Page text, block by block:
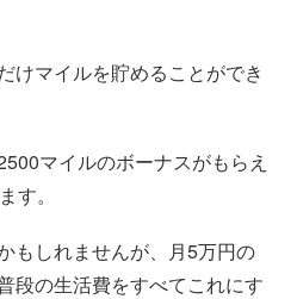
けマイルを貯めることができ
マイルのボーナスがもらえ
す。
もしれませんが、月5万円の
段の生活費をすべてこれにす